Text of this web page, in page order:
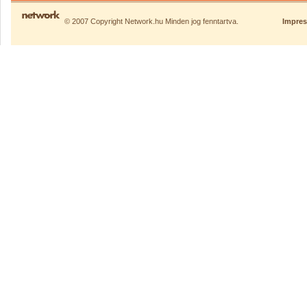
© 2007 Copyright Network.hu Minden jog fenntartva.